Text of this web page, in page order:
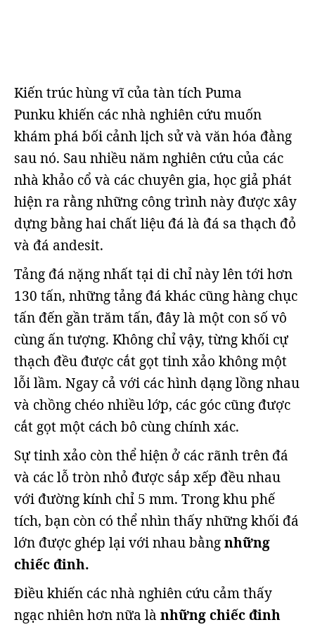
Kiến trúc hùng vĩ của tàn tích Puma
Punku khiến các nhà nghiên cứu muốn
khám phá bối cảnh lịch sử và văn hóa đằng
sau nó. Sau nhiều năm nghiên cứu của các
nhà khảo cổ và các chuyên gia, học giả phát
hiện ra rằng những công trình này được xây
dựng bằng hai chất liệu đá là đá sa thạch đỏ
và đá andesit.
Tảng đá nặng nhất tại di chỉ này lên tới hơn
130 tấn, những tảng đá khác cũng hàng chục
tấn đến gần trăm tấn, đây là một con số vô
cùng ấn tượng. Không chỉ vậy, từng khối cự
thạch đều được cắt gọt tinh xảo không một
lỗi lầm. Ngay cả với các hình dạng lồng nhau
và chồng chéo nhiều lớp, các góc cũng được
cắt gọt một cách bô cùng chính xác.
Sự tinh xảo còn thể hiện ở các rãnh trên đá
và các lỗ tròn nhỏ được sắp xếp đều nhau
với đường kính chỉ 5 mm. Trong khu phế
tích, bạn còn có thể nhìn thấy những khối đá
lớn được ghép lại với nhau bằngnhững
chiếc đinh.
Điều khiến các nhà nghiên cứu cảm thấy
ngạc nhiên hơn nữa là những chiếc đinh